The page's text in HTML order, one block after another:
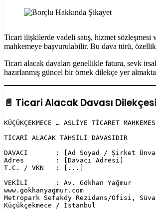
Ticari ilişkilerde vadeli satış, hizmet sözleşmesi
mahkemeye başvurulabilir. Bu dava türü,
Ticari alacak davaları genellikle fatura, sevk
hazırlanmış güncel bir örnek dilekçe yer
📄 Ticari Alacak Davası
KÜÇÜKÇEKMECE … ASLİYE TİCARET
TİCARİ ALACAK TAHSİLİ DAVASIDIR
DAVACI       : [Ad Soyad / Şirket
Adres        : [Davacı Adresi]
T.C. / VKN   : [...]
VEKİLİ       : Av. Gökhan Yağmur
www.gokhanyagmur.com
Metropark Sefaköy Rezidans/Ofisi,
Küçükçekmece / İstanbul